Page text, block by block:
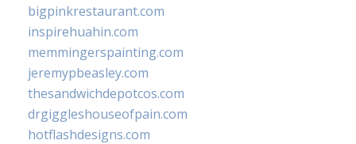
bigpinkrestaurant.com
inspirehuahin.com
memmingerspainting.com
jeremypbeasley.com
thesandwichdepotcos.com
drgiggleshouseofpain.com
hotflashdesigns.com